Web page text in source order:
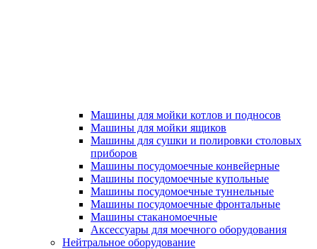
Машины для мойки котлов и подносов
Машины для мойки ящиков
Машины для сушки и полировки столовых
приборов
Машины посудомоечные конвейерные
Машины посудомоечные купольные
Машины посудомоечные туннельные
Машины посудомоечные фронтальные
Машины стаканомоечные
Аксессуары для моечного оборудования
Нейтральное оборудование